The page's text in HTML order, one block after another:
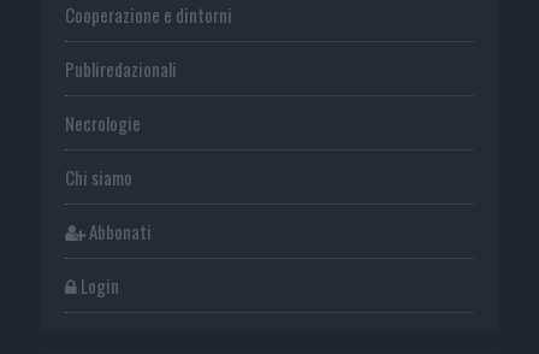
Cooperazione e dintorni
Publiredazionali
Necrologie
Chi siamo
Abbonati
Login